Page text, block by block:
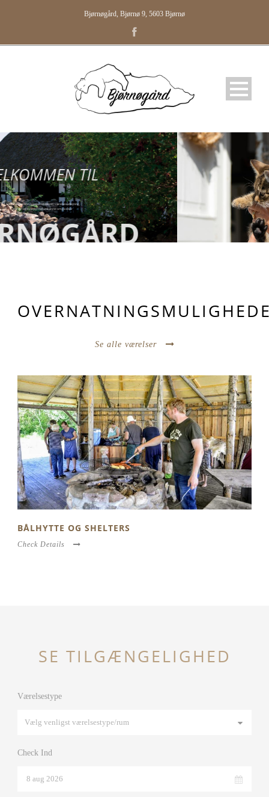
Bjørnøgård, Bjørnø 9, 5603 Bjørnø
Se alle værelser
BÅLHYTTE OG SHELTERS
Check Details
SE TILGÆNGELIGHED
Værelsestype
Check Ind